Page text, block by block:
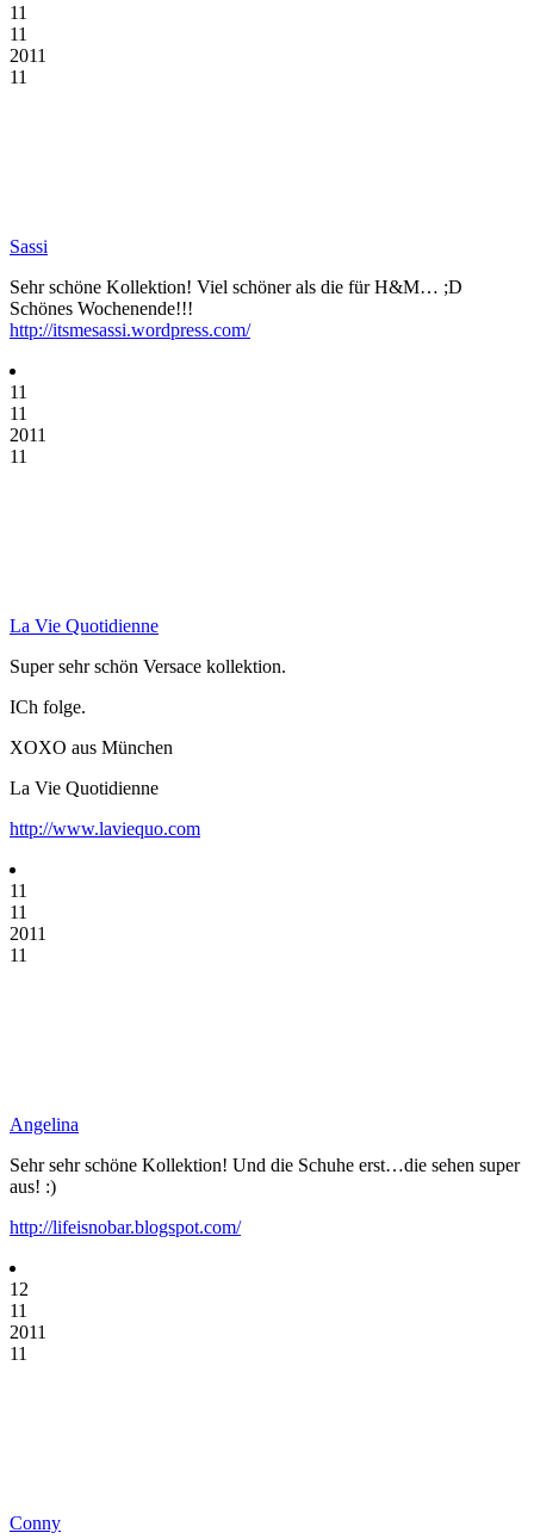
11
11
2011
11
Sassi
Sehr schöne Kollektion! Viel schöner als die für H&M… ;D
Schönes Wochenende!!!
http://itsmesassi.wordpress.com/
11
11
2011
11
La Vie Quotidienne
Super sehr schön Versace kollektion.
ICh folge.
XOXO aus München
La Vie Quotidienne
http://www.laviequo.com
11
11
2011
11
Angelina
Sehr sehr schöne Kollektion! Und die Schuhe erst…die sehen super
aus! :)
http://lifeisnobar.blogspot.com/
12
11
2011
11
Conny